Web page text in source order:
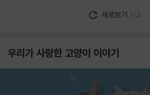
새로보기 1/3
우리가 사랑한 고양이 이야기